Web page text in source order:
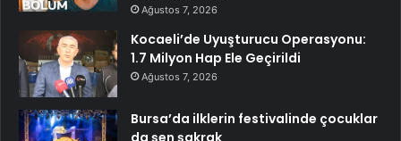
Ağustos 7, 2026
Kocaeli’de Uyuşturucu Operasyonu:
1.7 Milyon Hap Ele Geçirildi
Ağustos 7, 2026
Bursa’da ilklerin festivalinde çocuklar